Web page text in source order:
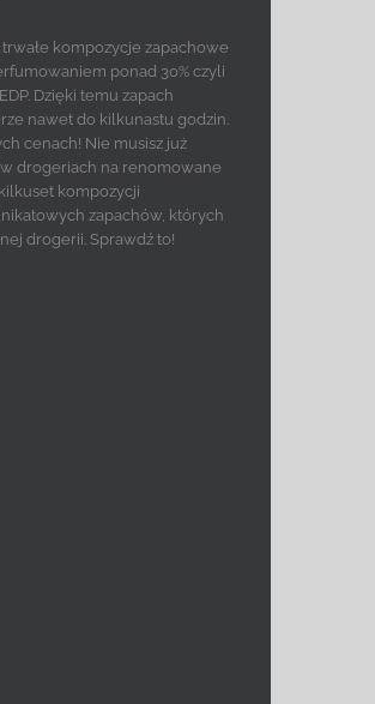
kompozycje zapachowe
ponad 30% czyli
Dzięki temu zapach
nawet do kilkunastu godzin.
cenach! Nie musisz już
w drogeriach na renomowane
kompozycji
zapachów, których
drogerii. Sprawdź to!